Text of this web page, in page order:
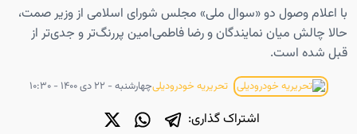
با اعلام وصول دو «سوال ملی» مجلس شورای اسلامی از وزیر صمت،
حالا چالش میان نمایندگان و رضا فاطمی‌امین پررنگ‌تر و جدی‌تر از
قبل شده است.
تحریریه خودرودیلیچهارشنبه - ۲۲ دی ۱۴۰۰ - ۱۰:۳۰
اشتراک گذاری: